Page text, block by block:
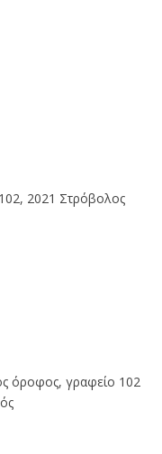
2021 Στρόβολος
όροφος, γραφείο 102